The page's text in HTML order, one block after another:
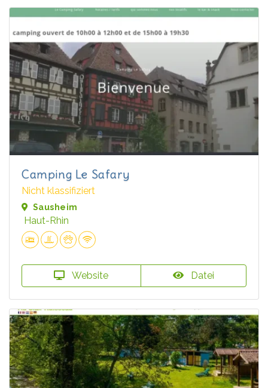
Camping Le Safary
Nicht klassifiziert
Sausheim
Haut-Rhin
Website Datei